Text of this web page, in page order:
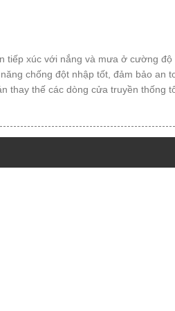
xúc với nắng và mưa ở cường
chống đột nhập tốt, đảm bảo an
thay thế các dòng cửa truyền thống